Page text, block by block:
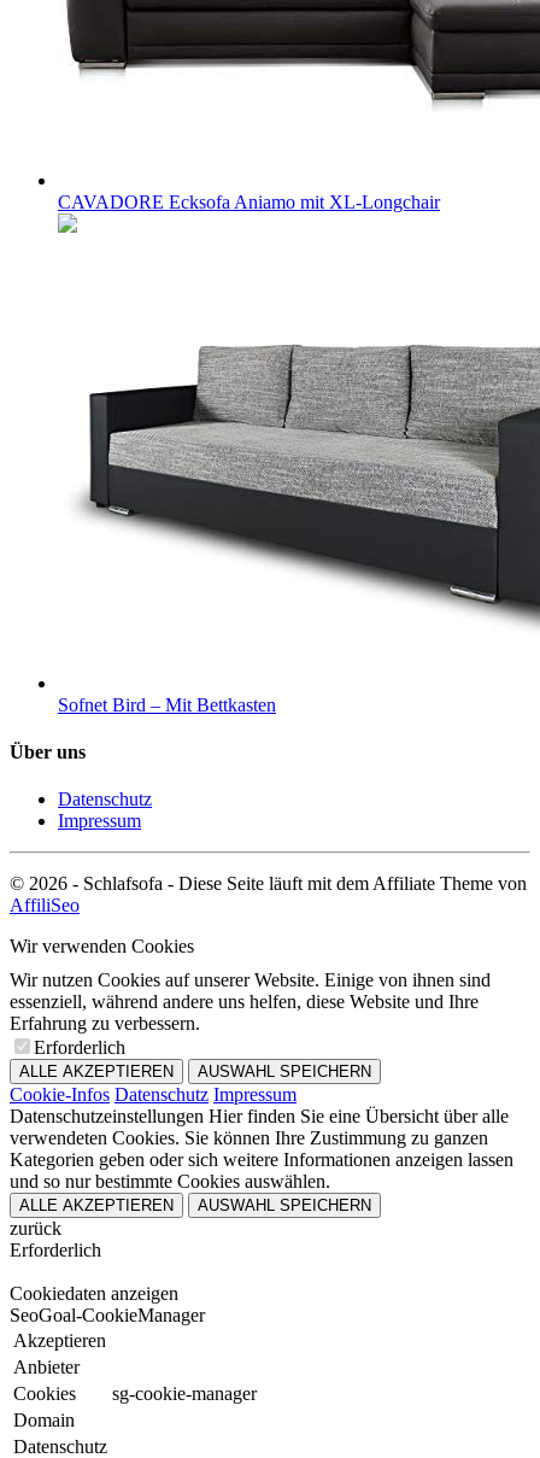
CAVADORE Ecksofa Aniamo mit XL-Longchair
Sofnet Bird – Mit Bettkasten
Über uns
Datenschutz
Impressum
© 2026 - Schlafsofa - Diese Seite läuft mit dem Affiliate Theme von
AffiliSeo
Wir verwenden Cookies
Wir nutzen Cookies auf unserer Website. Einige von ihnen sind
essenziell, während andere uns helfen, diese Website und Ihre
Erfahrung zu verbessern.
Erforderlich
ALLE AKZEPTIEREN AUSWAHL SPEICHERN
Cookie-Infos Datenschutz Impressum
Datenschutzeinstellungen Hier finden Sie eine Übersicht über alle
verwendeten Cookies. Sie können Ihre Zustimmung zu ganzen
Kategorien geben oder sich weitere Informationen anzeigen lassen
und so nur bestimmte Cookies auswählen.
ALLE AKZEPTIEREN AUSWAHL SPEICHERN
zurück
Erforderlich
Cookiedaten anzeigen
SeoGoal-CookieManager
Akzeptieren
Anbieter
Cookies
sg-cookie-manager
Domain
Datenschutz